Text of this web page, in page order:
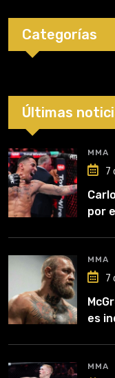
Categorías
Últimas
MMA
7
por
MMA
7
es
MMA